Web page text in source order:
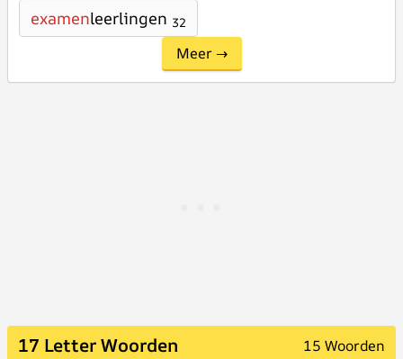
examenleerlingen 32
Meer →
17 Letter Woorden 15 Woorden